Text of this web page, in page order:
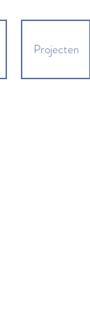
Projecten